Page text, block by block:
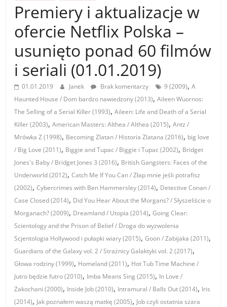
Premiery i aktualizacje w
ofercie Netflix Polska –
usunięto ponad 60 filmów
i seriali (01.01.2019)
01.01.2019 Janek Brak komentarzy 9 (2009),A
Haunted House / Dom bardzo nawiedzony (2013),Aileen Wuornos:
The Selling of a Serial Killer (1993),Aileen: Life and Death of a Serial
Killer (2003),American Masters: Althea / Althea (2015),Antz /
Mrówka Z (1998), Becoming Zlatan / Historia Zlatana (2016), big love
/ Big Love (2011), Biggie and Tupac / Biggie i Tupac (2002), Bridget
Jones's Baby / Bridget Jones 3 (2016), British Gangsters: Faces of the
Underworld (2012),Catch Me If You Can / Złap mnie jeśli potrafisz
(2002),Cybercrimes with Ben Hammersley (2014), Detective Conan /
Case Closed (2014), Did You Hear About the Morgans? / Słyszeliście o
Morganach? (2009), Dreamland / Utopia (2014),Going Clear:
Scientology and the Prison of Belief / Droga do wyzwolenia
Scjentologia Hollywood i pułapki wiary (2015),Goon / Zabijaka (2011),
Guardians of the Galaxy vol. 2 / Strażnicy Galaktyki vol. 2 (2017),
Głowa rodziny (1999), Homeland (2011), Hot Tub Time Machine /
Jutro będzie futro (2010), Imba Means Sing (2015), In Love /
Zakochani (2000), Inside Job (2010), Intramural / Balls Out (2014), Iris
(2014), Jak poznałem waszą matkę (2005), Job czyli ostatnia szara